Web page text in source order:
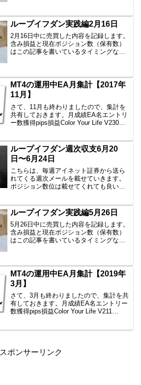
円近くまでいき、これはもう一つポジシ
ョンを持つんじゃな...
ループイフダン実践編2月16日
2月16日中に売買した内容を記録します。
含み損益と現在ポジション数（保有数）
はこの記事を書いているタイミングなの
すので、公開です。AUD/JPY B40
1000通貨新...
MT4の運用中EA月集計【2017年
11月】
さて、11月も終わりましたので、集計を
共有しておきます。月成績EA名エントリ
ー数獲得pips損益Color Your Life V230
ループイフダン週次収支6月20
日〜6月24日
こちらは、毎週アイネット証券から送ら
れてくる週次メールを載せていきます。
ポジション数位は載せてくれても良い気
り、乱高下した結果、利確が進みまし
た。とりあえずロスカットさ...
ループイフダン実践編5月26日
5月26日中に売買した内容を記録します。
含み損益と現在ポジション数（保有数）
はこの記事を書いているタイミングなの
すので、公開です。AUD/JPY B40
1000通貨新...
MT4の運用中EA月集計【2019年
3月】
さて、3月も終わりましたので、集計を共
有しておきます。月成績EA名エントリー
数獲得pips損益Color Your Life V211
スポンサーリンク